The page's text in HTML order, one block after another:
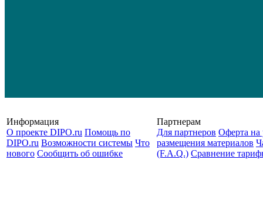
Информация
О проекте DIPO.ru Помощь по
DIPO.ru Возможности системы Что
нового Сообщить об ошибке
Партнерам
Для партнеров Оферта на
размещения материалов
(F.A.Q.) Cравнение